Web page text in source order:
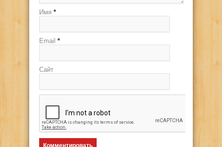
Имя *
Email *
Сайт